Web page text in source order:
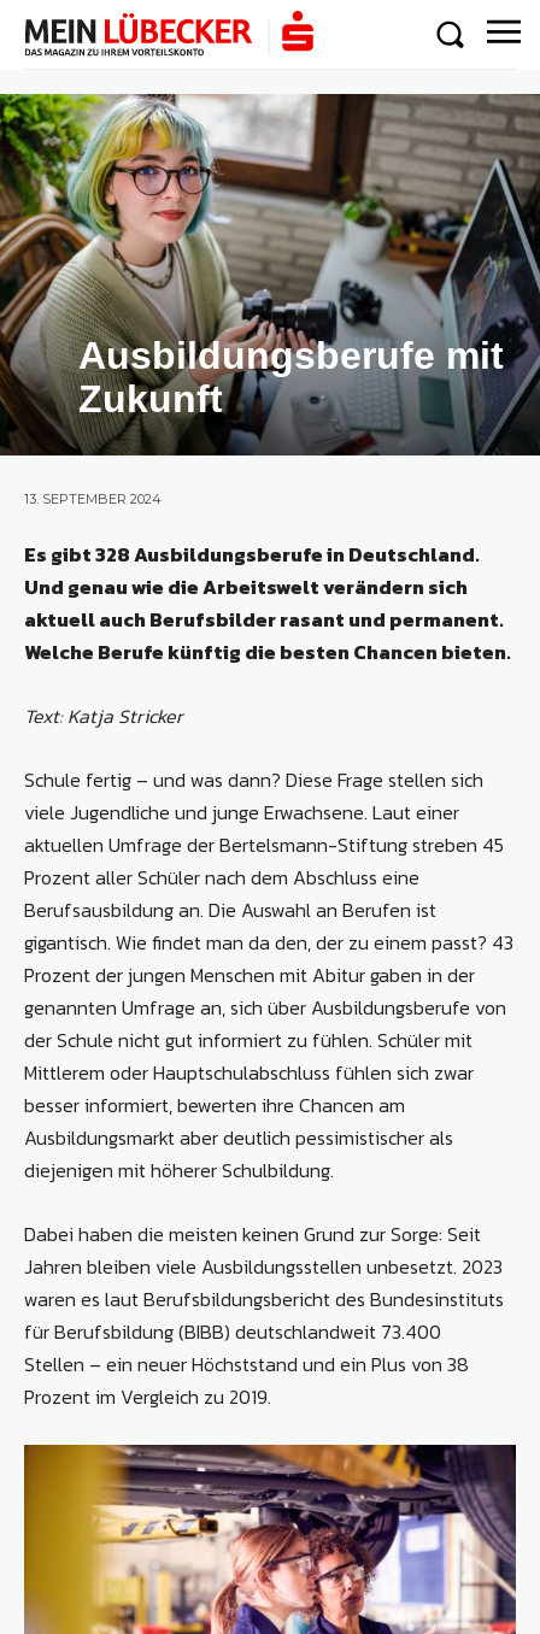
Ausbildungsberufe mit
Zukunft
13. SEPTEMBER 2024
Es gibt 328 Ausbildungsberufe in Deutschland.
Und genau wie die Arbeitswelt verändern sich
aktuell auch Berufsbilder rasant und permanent.
Welche Berufe künftig die besten Chancen bieten.
Text: Katja Stricker
Schule fertig – und was dann? Diese Frage stellen sich
viele Jugendliche und junge Erwachsene. Laut einer
aktuellen Umfrage der Bertelsmann-Stiftung streben 45
Prozent aller Schüler nach dem Abschluss eine
Berufsausbildung an. Die Auswahl an Berufen ist
gigantisch. Wie findet man da den, der zu einem passt? 43
Prozent der jungen Menschen mit Abitur gaben in der
genannten Umfrage an, sich über Ausbildungsberufe von
der Schule nicht gut informiert zu fühlen. Schüler mit
Mittlerem oder Hauptschulabschluss fühlen sich zwar
besser informiert, bewerten ihre Chancen am
Ausbildungsmarkt aber deutlich pessimistischer als
diejenigen mit höherer Schulbildung.
Dabei haben die meisten keinen Grund zur Sorge: Seit
Jahren bleiben viele Ausbildungsstellen unbesetzt. 2023
waren es laut Berufsbildungsbericht des Bundesinstituts
für Berufsbildung (BIBB) deutschlandweit 73.400
Stellen – ein neuer Höchststand und ein Plus von 38
Prozent im Vergleich zu 2019.